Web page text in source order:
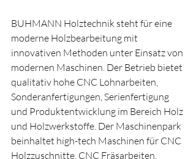
BUHMANN Holztechnik steht für eine
moderne Holzbearbeitung mit
innovativen Methoden unter Einsatz von
modernen Maschinen. Der Betrieb bietet
qualitativ hohe CNC Lohnarbeiten,
Sonderanfertigungen, Serienfertigung
und Produktentwicklung im Bereich Holz
und Holzwerkstoffe. Der Maschinenpark
beinhaltet high-tech Maschinen für CNC
Holzzuschnitte, CNC Fräsarbeiten,